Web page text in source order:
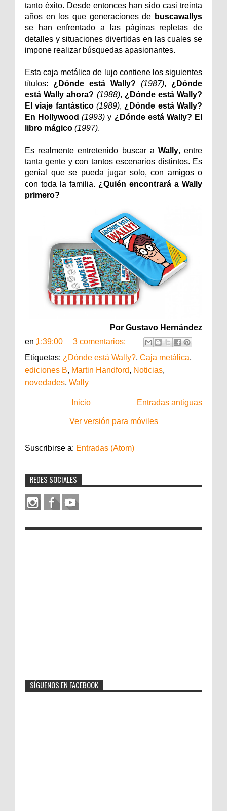
tanto éxito. Desde entonces han sido casi treinta
años en los que generaciones de buscawallys
se han enfrentado a las páginas repletas de
detalles y situaciones divertidas en las cuales se
impone realizar búsquedas apasionantes.
Esta caja metálica de lujo contiene los siguientes
títulos: ¿Dónde está Wally? (1987), ¿Dónde
está Wally ahora? (1988), ¿Dónde está Wally?
El viaje fantástico (1989), ¿Dónde está Wally?
En Hollywood (1993) y ¿Dónde está Wally? El
libro mágico (1997).
Es realmente entretenido buscar a Wally, entre
tanta gente y con tantos escenarios distintos. Es
genial que se pueda jugar solo, con amigos o
con toda la familia. ¿Quién encontrará a Wally
primero?
Por Gustavo Hernández
en 1:39:00
3 comentarios:
Etiquetas: ¿Dónde está Wally?, Caja metálica,
ediciones B, Martin Handford, Noticias,
novedades, Wally
Entradas antiguas
Inicio
Ver versión para móviles
Suscribirse a: Entradas (Atom)
REDES SOCIALES
SÍGUENOS EN FACEBOOK